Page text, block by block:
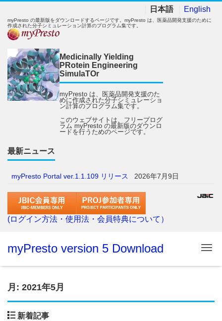
日本語 English
myPresto の最新版をダウンロードするページです。myPresto は、医薬品開発支援のために
作成された分子シミュレーション計算のプログラム集です。
Medicinally Yielding
PRotein Engineering
SimulaTOr
myPresto は、医薬品開発支援のた
めに作成された分子シミュレーショ
ン計算のプログラム集です。
このウェブサイトは、フリープログ
ラム myPresto の最新版のダウンロ
ードを行うためのページです。
最新ニュース
myPresto Portal ver.1.1.109 リリース 2026年7月9日
(ログイン方法・使用法・会員特典について）
myPresto version 5 Download
月: 2021年5月
新着記事